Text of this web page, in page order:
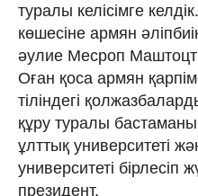
туралы келісімге
көшесіне армян
әулие Месроп
Оған қоса армян
тіліндегі
құру туралы
ұлттық университеті
университеті бірлесіп
президент.